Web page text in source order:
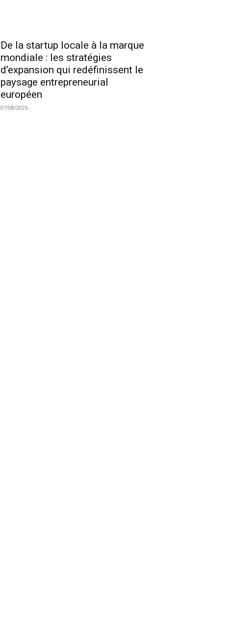
De la startup locale à la marque
mondiale : les stratégies
d’expansion qui redéfinissent le
paysage entrepreneurial
européen
07/08/2026